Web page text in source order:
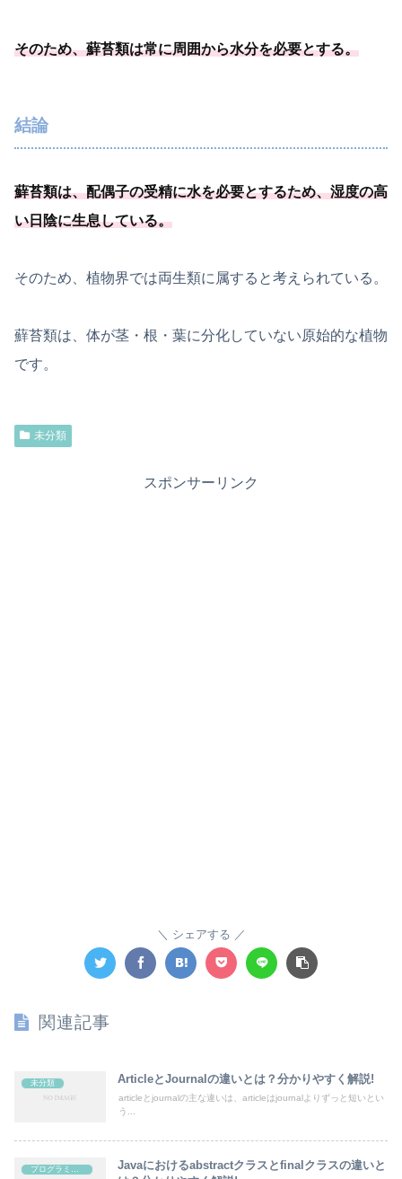
そのため、蘚苔類は常に周囲から水分を必要とする。
結論
蘚苔類は、配偶子の受精に水を必要とするため、湿度の高
い日陰に生息している。
そのため、植物界では両生類に属すると考えられている。
蘚苔類は、体が茎・根・葉に分化していない原始的な植物
です。
未分類
スポンサーリンク
シェアする
関連記事
未分類 ArticleとJournalの違いとは？分かりやすく解説!
articleとjournalの主な違いは、articleはjournalよりずっと短いとい
う...
プログラミング
Javaにおけるabstractクラスとfinalクラスの違いと